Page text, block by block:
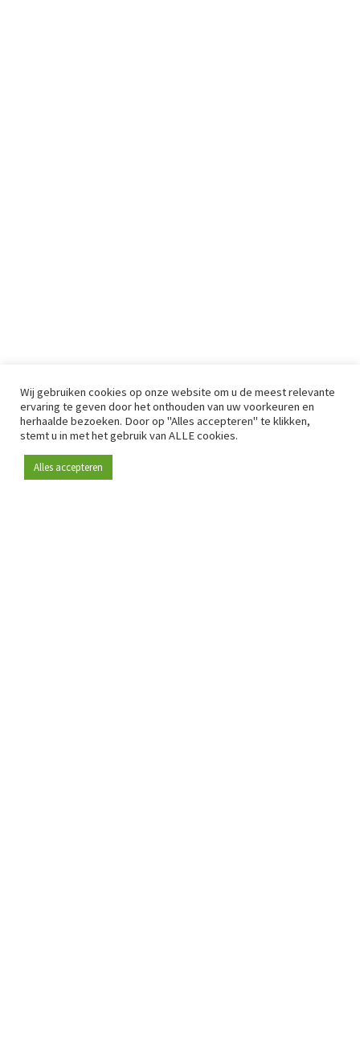
Wij gebruiken cookies op onze website om u de meest relevante
ervaring te geven door het onthouden van uw voorkeuren en
herhaalde bezoeken. Door op "Alles accepteren" te klikken,
stemt u in met het gebruik van ALLE cookies.
Alles accepteren